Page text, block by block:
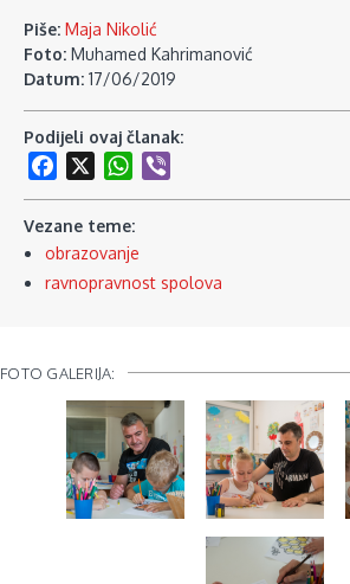
Piše: Maja Nikolić
Foto: Muhamed Kahrimanović
Datum: 17/06/2019
Podijeli ovaj članak:
Facebook
WhatsApp
Vezane teme:
obrazovanje
ravnopravnost spolova
FOTO GALERIJA: